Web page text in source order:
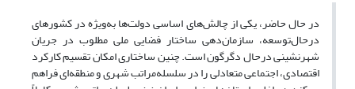
در حال حاضر، یکی از چالش‌های اساسی دولت‌ها به‌ویژه در کشورهای
درحال‌توسعه، سازمان‌دهی ساختار فضایی ملی مطلوب در جریان
شهرنشینی درحال دگرگون است. چنین ساختاری امکان تقسیم کارکرد
اقتصادی، اجتماعی متعادلی را در سلسله‌مراتب شهری و منطقه‌ای فراهم